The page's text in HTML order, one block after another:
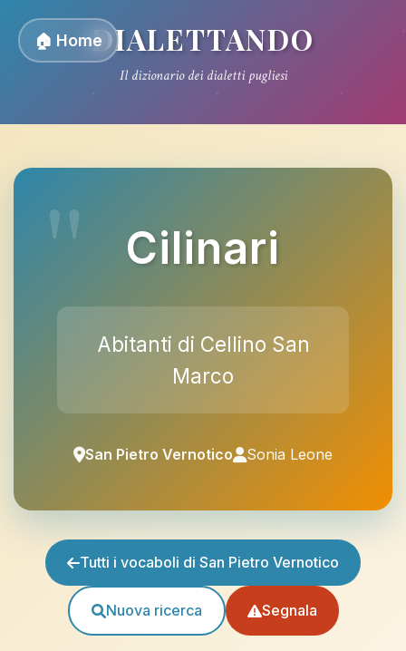
🏠 HomeDIALETTANDO
Il dizionario dei dialetti pugliesi
Cilinari
Abitanti di Cellino San
Marco
San Pietro Vernotico Sonia Leone
Tutti i vocaboli di San Pietro Vernotico
Nuova ricerca Segnala